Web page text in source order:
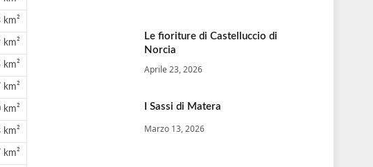
km²
km²
km²
km²
km²
km²
km²
Le fioriture di Castelluccio di
Norcia
Aprile 23, 2026
I Sassi di Matera
Marzo 13, 2026